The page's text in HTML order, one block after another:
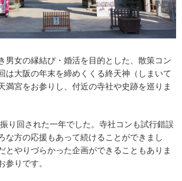
男女の縁結び・婚活を目的とした、散策コン
大阪の年末を締めくくる終天神（しまいて
満宮をお参りし、付近の寺社や史跡を巡りま
り回された一年でした。寺社コンも試行錯誤
な方の応援もあって続けることができまし
とやりづらかった企画ができることもありま
参りです。